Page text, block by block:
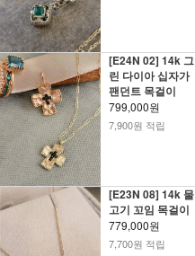
[E24N 02] 14k 그
린 다이아 십자가
팬던트 목걸이
799,000원
7,900원 적립
[E23N 08] 14k 물
고기 꼬임 목걸이
779,000원
7,700원 적립